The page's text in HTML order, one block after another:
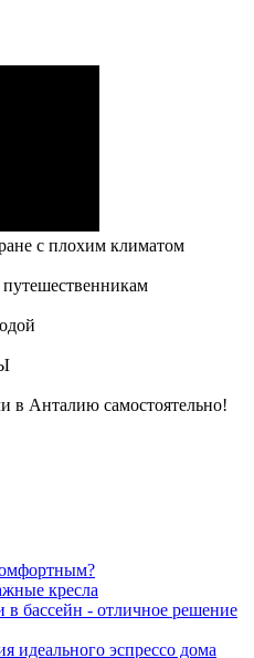
с плохим климатом
в Анталию самостоятельно!